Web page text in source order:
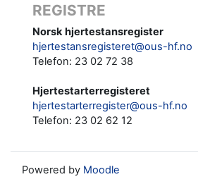
REGISTRE
Norsk hjertestansregister
hjertestansregisteret@ous-hf.no
Telefon: 23 02 72 38
Hjertestarterregisteret
hjertestarterregister@ous-hf.no
Telefon: 23 02 62 12‬‬
Powered by Moodle